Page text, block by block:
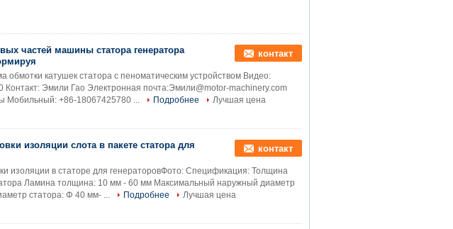
частей машины статора генератора
контакт
обмотки катушек статора с пеноматическим устройством Видео:
Контакт: Эмили Гао Электронная почта:Эмили@motor-machinery.com
Мобильный: +86-18067425780 ...
Подробнее
Лучшая цена
изоляции слота в пакете статора для
контакт
изоляции в статоре для генераторовФото: Спецификация: Толщина
Ламина толщина: 10 мм - 60 мм Максимальный наружный диаметр
статора: Φ 40 мм- ...
Подробнее
Лучшая цена